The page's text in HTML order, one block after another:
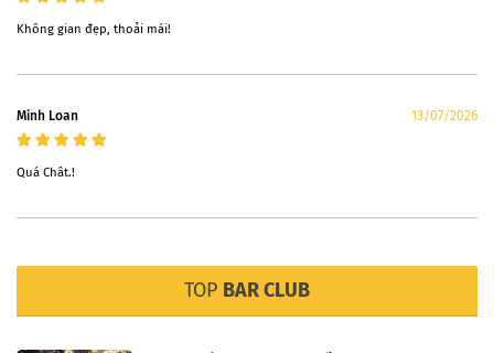
Không gian đẹp, thoải mái!
Minh Loan 13/07/2026
Quá Chât.!
TOP BAR CLUB